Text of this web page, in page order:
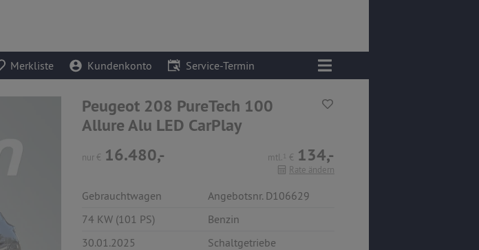
Merkliste Kundenkonto Service-Termin
Peugeot 208 PureTech 100
Allure Alu LED CarPlay
nur € 16.480,- mtl. 1 € 134,-
Rate ändern
Gebrauchtwagen
Angebotsnr. D106629
74 KW (101 PS)
Benzin
30.01.2025
Schaltgetriebe